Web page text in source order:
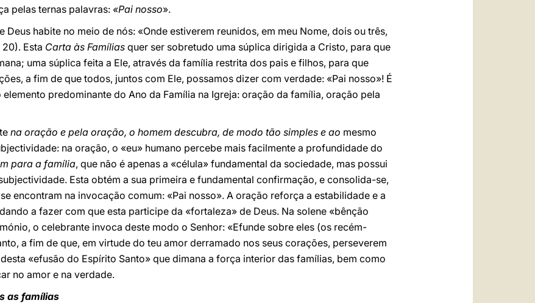
pelas ternas palavras: «Pai nosso».
habite no meio de nós: «Onde estiverem reunidos, em meu Nome, dois ou três,
20). Esta Carta às Famílias quer ser sobretudo uma súplica dirigida a Cristo, para que
uma súplica feita a Ele, através da família restrita dos pais e filhos, para que
a fim de que todos, juntos com Ele, possamos dizer com verdade: «Pai nosso»! É
predominante do Ano da Família na Igreja: oração da família, oração pela
na oração e pela oração, o homem descubra, de modo tão simples e ao mesmo
na oração, o «eu» humano percebe mais facilmente a profundidade do
para a família, que não é apenas a «célula» fundamental da sociedade, mas possui
Esta obtém a sua primeira e fundamental confirmação, e consolida-se,
encontram na invocação comum: «Pai nosso». A oração reforça a estabilidade e a
a fazer com que esta participe da «fortaleza» de Deus. Na solene «bênção
o celebrante invoca deste modo o Senhor: «Efunde sobre eles (os recém-
a fim de que, em virtude do teu amor derramado nos seus corações, perseverem
«efusão do Espírito Santo» que dimana a força interior das famílias, bem como
no amor e na verdade.
as famílias